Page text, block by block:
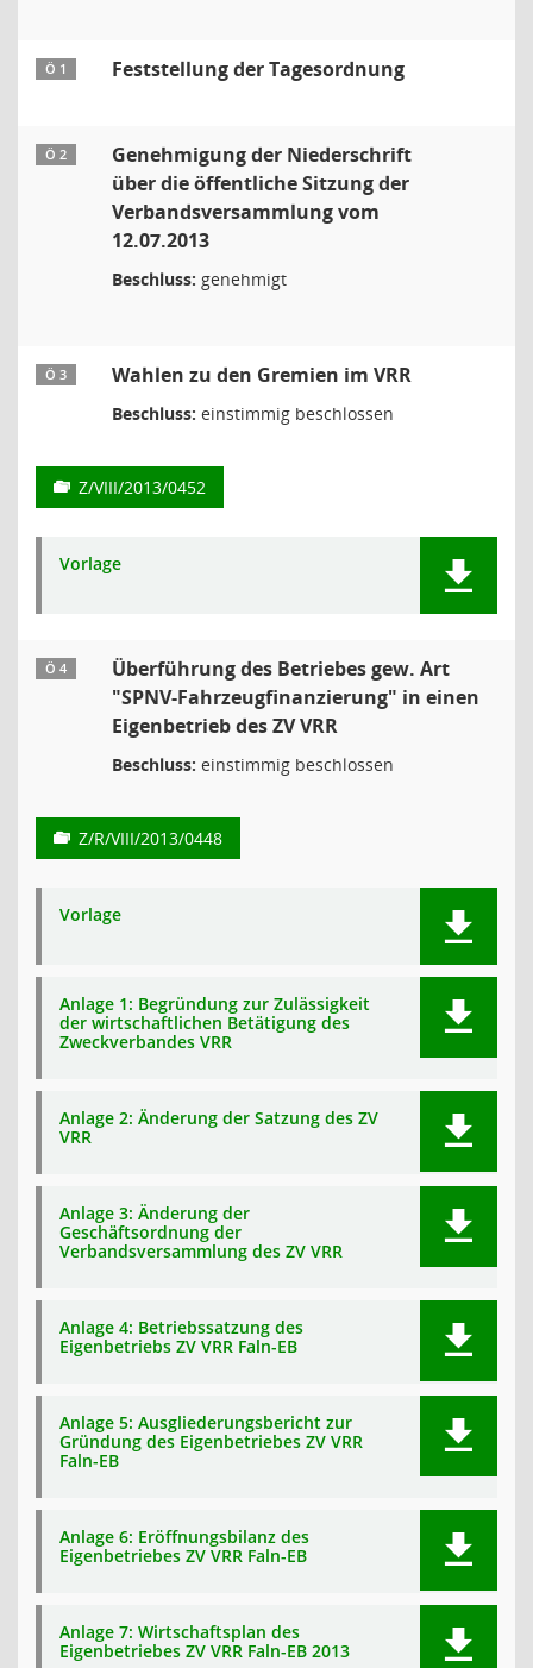
Ö 1 Feststellung der Tagesordnung
Ö 2
Genehmigung der Niederschrift
über die öffentliche Sitzung der
Verbandsversammlung vom
12.07.2013
Beschluss: genehmigt
Ö 3 Wahlen zu den Gremien im VRR
Beschluss: einstimmig beschlossen
Z/VIII/2013/0452
Vorlage
Ö 4
Überführung des Betriebes gew. Art
"SPNV-Fahrzeugfinanzierung" in einen
Eigenbetrieb des ZV VRR
Beschluss: einstimmig beschlossen
Z/R/VIII/2013/0448
Vorlage
Anlage 1: Begründung zur Zulässigkeit
der wirtschaftlichen Betätigung des
Zweckverbandes VRR
Anlage 2: Änderung der Satzung des ZV
VRR
Anlage 3: Änderung der
Geschäftsordnung der
Verbandsversammlung des ZV VRR
Anlage 4: Betriebssatzung des
Eigenbetriebs ZV VRR Faln-EB
Anlage 5: Ausgliederungsbericht zur
Gründung des Eigenbetriebes ZV VRR
Faln-EB
Anlage 6: Eröffnungsbilanz des
Eigenbetriebes ZV VRR Faln-EB
Anlage 7: Wirtschaftsplan des
Eigenbetriebes ZV VRR Faln-EB 2013